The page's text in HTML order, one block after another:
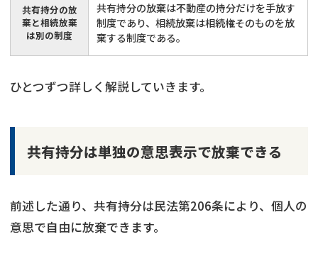
共有持分の放
棄と相続放棄
は別の制度
共有持分の放棄は不動産の持分だけを手放す
制度であり、相続放棄は相続権そのものを放
棄する制度である。
ひとつずつ詳しく解説していきます。
共有持分は単独の意思表示で放棄できる
前述した通り、共有持分は民法第206条により、個人の
意思で自由に放棄できます。